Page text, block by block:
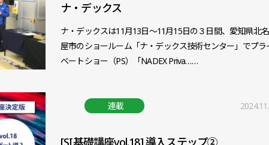
ナ・デックス
ナ・デックスは11月13日～11月15日の３日間、愛知県北
屋市のショールーム「ナ・デックス技術センター」でプラ
ベートショー（PS）「NADEX Priva……
連載
[SI基礎講座vol.18] 導入ステップ②